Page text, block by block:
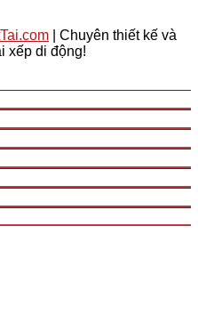
| Chuyên thiết kế và
xếp di động!